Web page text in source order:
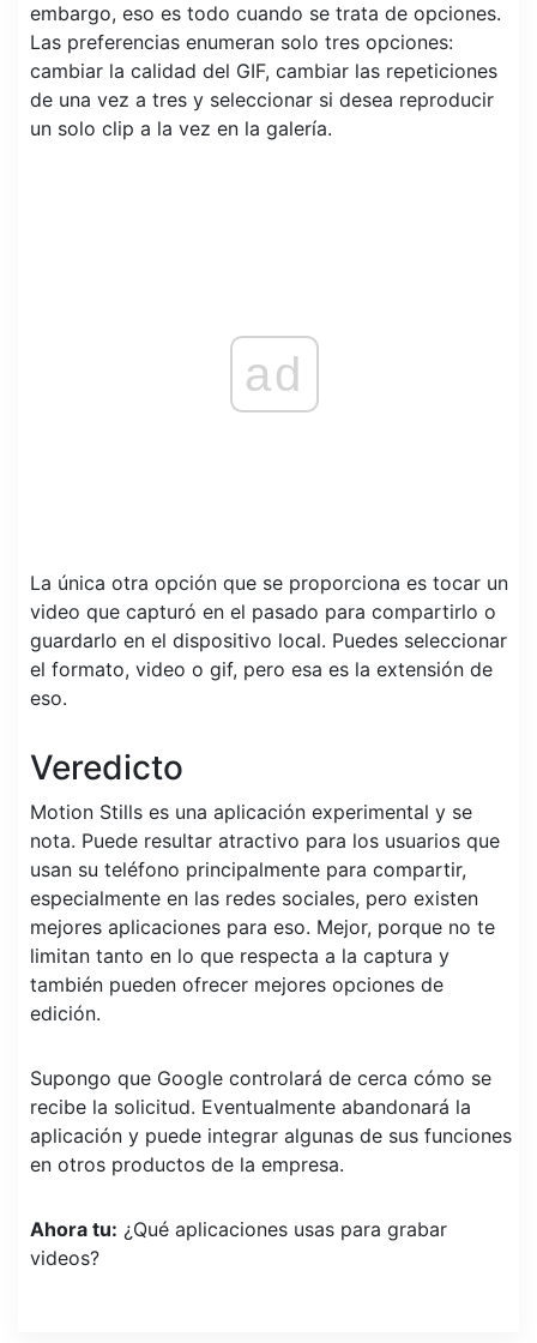
embargo, eso es todo cuando se trata de opciones.
Las preferencias enumeran solo tres opciones:
cambiar la calidad del GIF, cambiar las repeticiones
de una vez a tres y seleccionar si desea reproducir
un solo clip a la vez en la galería.
ad
La única otra opción que se proporciona es tocar un
video que capturó en el pasado para compartirlo o
guardarlo en el dispositivo local. Puedes seleccionar
el formato, video o gif, pero esa es la extensión de
eso.
Veredicto
Motion Stills es una aplicación experimental y se
nota. Puede resultar atractivo para los usuarios que
usan su teléfono principalmente para compartir,
especialmente en las redes sociales, pero existen
mejores aplicaciones para eso. Mejor, porque no te
limitan tanto en lo que respecta a la captura y
también pueden ofrecer mejores opciones de
edición.
Supongo que Google controlará de cerca cómo se
recibe la solicitud. Eventualmente abandonará la
aplicación y puede integrar algunas de sus funciones
en otros productos de la empresa.
Ahora tu: ¿Qué aplicaciones usas para grabar
videos?